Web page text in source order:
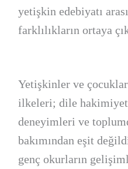
yetişkin edebiyatı
farklılıkların ortaya
Yetişkinler ve
ilkeleri; dile
deneyimleri ve
bakımından eşit
genç okurların